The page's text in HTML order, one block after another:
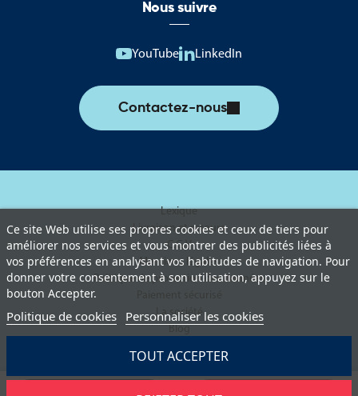
Ce site Web utilise ses propres cookies et ceux de tiers pour
améliorer nos services et vous montrer des publicités liées à
vos préférences en analysant vos habitudes de navigation. Pour
donner votre consentement à son utilisation, appuyez sur le
bouton Accepter.
Politique de cookies Personnaliser les cookies
TOUT ACCEPTER
Nous suivre
YouTube LinkedIn
Contactez-nous
Lexique
Livraison et retours
C.G.V
Mentions légales
Politique de protection des données
La société
Blog